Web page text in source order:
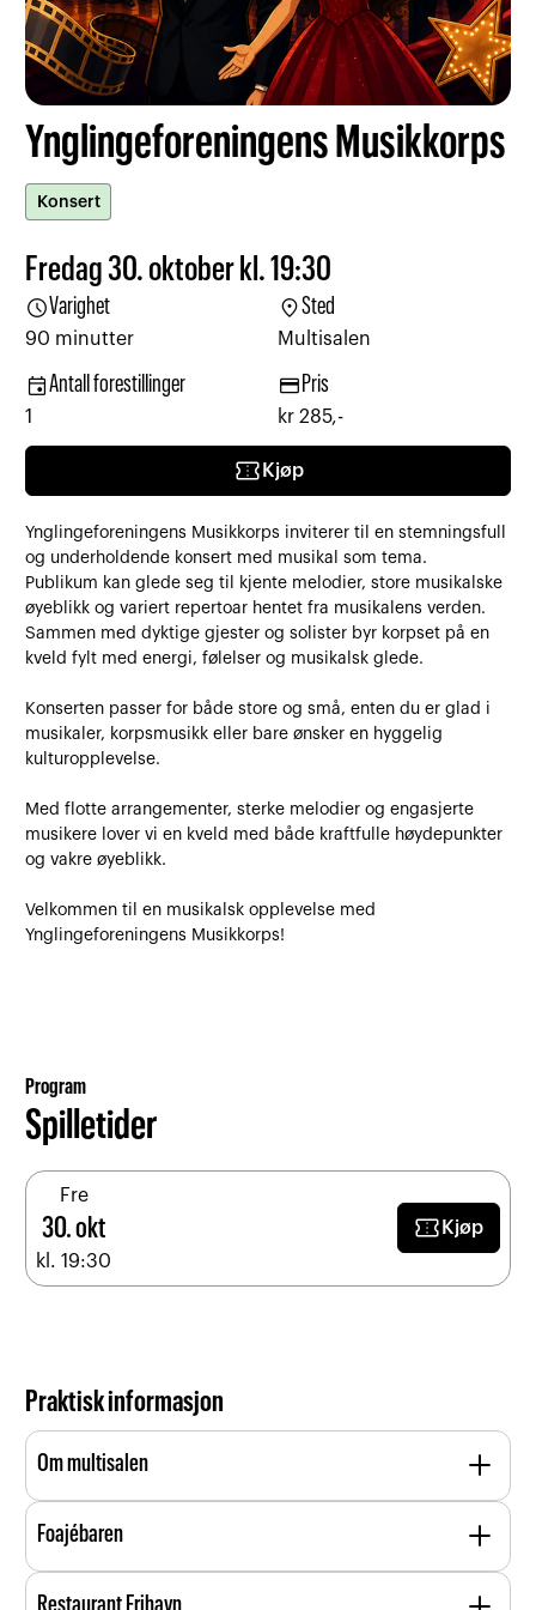
Ynglingeforeningens Musikkorps
Konsert
Fredag 30. oktober kl. 19:30
scheduleVarighet
90 minutter
location_onSted
Multisalen
eventAntall forestillinger
1
credit_card Pris
kr 285,-
confirmation_number Kjøp
Ynglingeforeningens Musikkorps inviterer til en stemningsfull
og underholdende konsert med musikal som tema.
Publikum kan glede seg til kjente melodier, store musikalske
øyeblikk og variert repertoar hentet fra musikalens verden.
Sammen med dyktige gjester og solister byr korpset på en
kveld fylt med energi, følelser og musikalsk glede.
Konserten passer for både store og små, enten du er glad i
musikaler, korpsmusikk eller bare ønsker en hyggelig
kulturopplevelse.
Med flotte arrangementer, sterke melodier og engasjerte
musikere lover vi en kveld med både kraftfulle høydepunkter
og vakre øyeblikk.
Velkommen til en musikalsk opplevelse med
Ynglingeforeningens Musikkorps!
Program
Spilletider
Fre
30. okt
kl. 19:30
confirmation_number Kjøp
Praktisk informasjon
Om multisalen add
personer.
Foajébaren add